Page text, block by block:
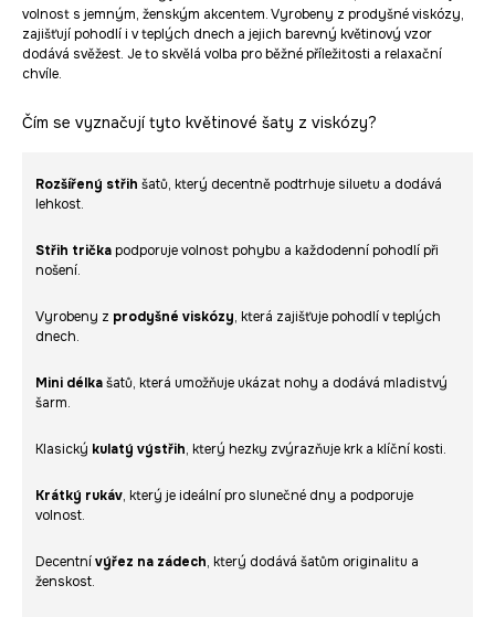
volnost s jemným, ženským akcentem. Vyrobeny z prodyšné viskózy,
zajišťují pohodlí i v teplých dnech a jejich barevný květinový vzor
dodává svěžest. Je to skvělá volba pro běžné příležitosti a relaxační
chvíle.
Čím se vyznačují tyto květinové šaty z viskózy?
Rozšířený střih šatů, který decentně podtrhuje siluetu a dodává
lehkost.
Střih trička podporuje volnost pohybu a každodenní pohodlí při
nošení.
Vyrobeny z prodyšné viskózy, která zajišťuje pohodlí v teplých
dnech.
Mini délkašatů, která umožňuje ukázat nohy a dodává mladistvý
šarm.
Klasický kulatý výstřih, který hezky zvýrazňuje krk a klíční kosti.
Krátký rukáv, který je ideální pro slunečné dny a podporuje
volnost.
Decentnívýřez na zádech, který dodává šatům originalitu a
ženskost.